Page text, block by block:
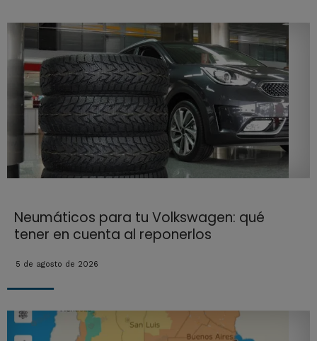
Neumáticos para tu Volkswagen: qué
tener en cuenta al reponerlos
5 de agosto de 2026